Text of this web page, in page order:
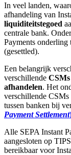
In veel landen,
afhandeling van
liquiditeitstegoed
centrale bank.
Payments
(gesettled).
Een belangrijk
verschillende
afhandelen. Het
verschillende CSMs
tussen banken bij
Payment Settlement
Alle SEPA Instant
aangesloten op
bereikbaar voor